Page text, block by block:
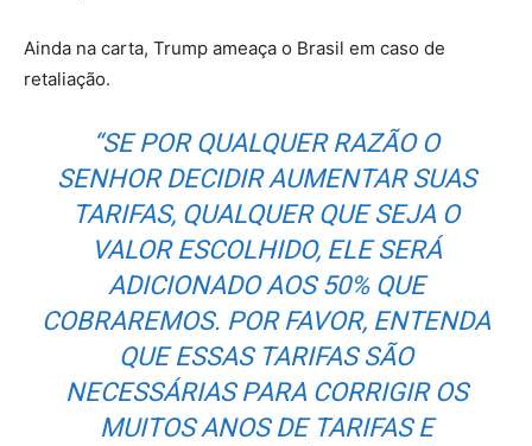
Ainda na carta, Trump ameaça o Brasil em caso de
retaliação.
“SE POR QUALQUER RAZÃO O
SENHOR DECIDIR AUMENTAR SUAS
TARIFAS, QUALQUER QUE SEJA O
VALOR ESCOLHIDO, ELE SERÁ
ADICIONADO AOS 50% QUE
COBRAREMOS. POR FAVOR, ENTENDA
QUE ESSAS TARIFAS SÃO
NECESSÁRIAS PARA CORRIGIR OS
MUITOS ANOS DE TARIFAS E